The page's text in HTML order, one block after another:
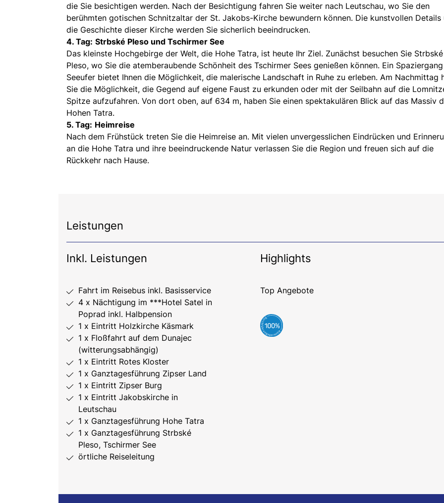
die Sie besichtigen werden. Nach der Besichtigung fahren Sie weiter nach Leutschau, wo Sie den
berühmten gotischen Schnitzaltar der St. Jakobs-Kirche bewundern können. Die kunstvollen Details
die Geschichte dieser Kirche werden Sie sicherlich beeindrucken.
4. Tag: Strbské Pleso und Tschirmer See
Das kleinste Hochgebirge der Welt, die Hohe Tatra, ist heute Ihr Ziel. Zunächst besuchen Sie Strbské
Pleso, wo Sie die atemberaubende Schönheit des Tschirmer Sees genießen können. Ein
Seeufer bietet Ihnen die Möglichkeit, die malerische Landschaft in Ruhe zu erleben. Am Nachmittag
Sie die Möglichkeit, die Gegend auf eigene Faust zu erkunden oder mit der Seilbahn auf die
Spitze aufzufahren. Von dort oben, auf 634 m, haben Sie einen spektakulären Blick auf das Massiv
Hohen Tatra.
5. Tag: Heimreise
Nach dem Frühstück treten Sie die Heimreise an. Mit vielen unvergesslichen Eindrücken und
an die Hohe Tatra und ihre beeindruckende Natur verlassen Sie die Region und freuen sich auf die
Rückkehr nach Hause.
Leistungen
Inkl. Leistungen
Fahrt im Reisebus inkl. Basisservice
4 x Nächtigung im ***Hotel Satel in
Poprad inkl. Halbpension
1 x Eintritt Holzkirche Käsmark
1 x Floßfahrt auf dem Dunajec
(witterungsabhängig)
1 x Eintritt Rotes Kloster
1 x Ganztagesführung Zipser Land
1 x Eintritt Zipser Burg
1 x Eintritt Jakobskirche in
Leutschau
1 x Ganztagesführung Hohe Tatra
1 x Ganztagesführung Strbské
Pleso, Tschirmer See
örtliche Reiseleitung
Highlights
Top Angebote